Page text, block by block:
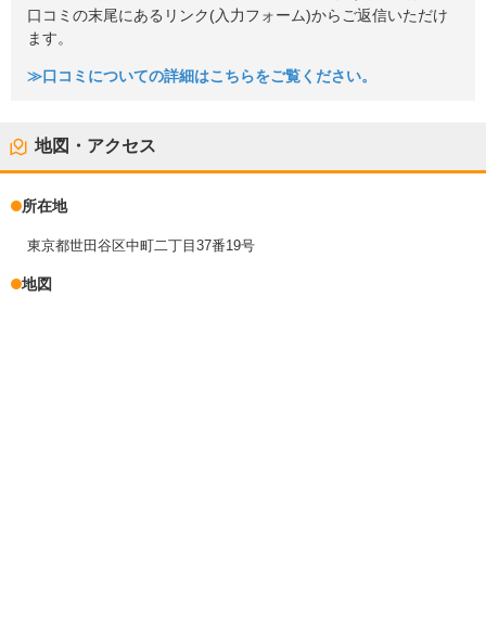
口コミの末尾にあるリンク(入力フォーム)からご返信いただけ
ます。
≫口コミについての詳細はこちらをご覧ください。
地図・アクセス
所在地
東京都世田谷区中町二丁目37番19号
地図